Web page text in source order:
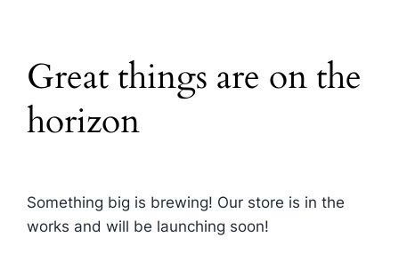
Blog
Testemunhos
Great things are on the
horizon
Something big is brewing! Our store is in the
works and will be launching soon!